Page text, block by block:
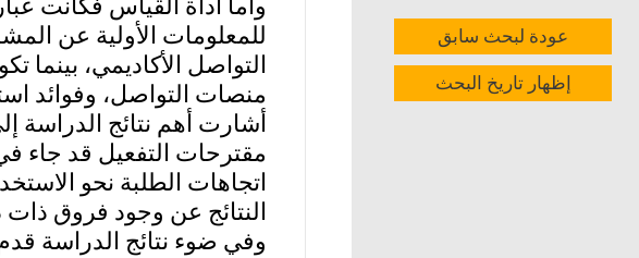
للمعلومات الأولية عن
منصات التواصل، وفوائد
مقترحات التفعيل قد جاء
اتجاهات الطلبة نحو
النتائج عن وجود فروق ذات
وفي ضوء نتائج الدراسة
عودة لبحث سابق
إظهار تاريخ البحث